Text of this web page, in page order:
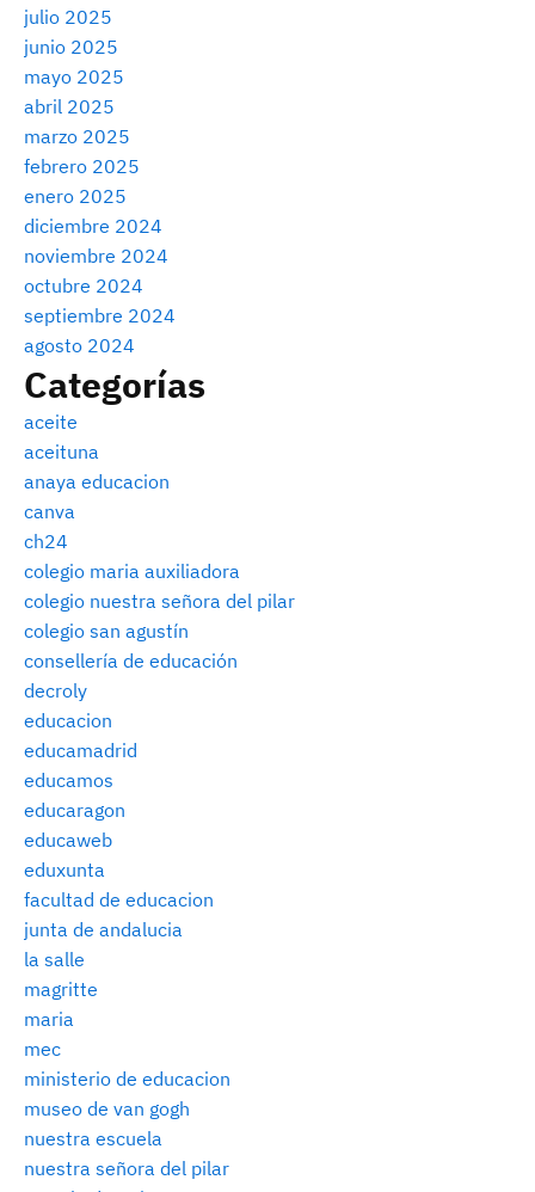
julio 2025
junio 2025
mayo 2025
abril 2025
marzo 2025
febrero 2025
enero 2025
diciembre 2024
noviembre 2024
octubre 2024
septiembre 2024
agosto 2024
Categorías
aceite
aceituna
anaya educacion
canva
ch24
colegio maria auxiliadora
colegio nuestra señora del pilar
colegio san agustín
consellería de educación
decroly
educacion
educamadrid
educamos
educaragon
educaweb
eduxunta
facultad de educacion
junta de andalucia
la salle
magritte
maria
mec
ministerio de educacion
museo de van gogh
nuestra escuela
nuestra señora del pilar